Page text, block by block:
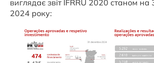
виглядає звіт IFRRU 2020 станом на
2024 року: